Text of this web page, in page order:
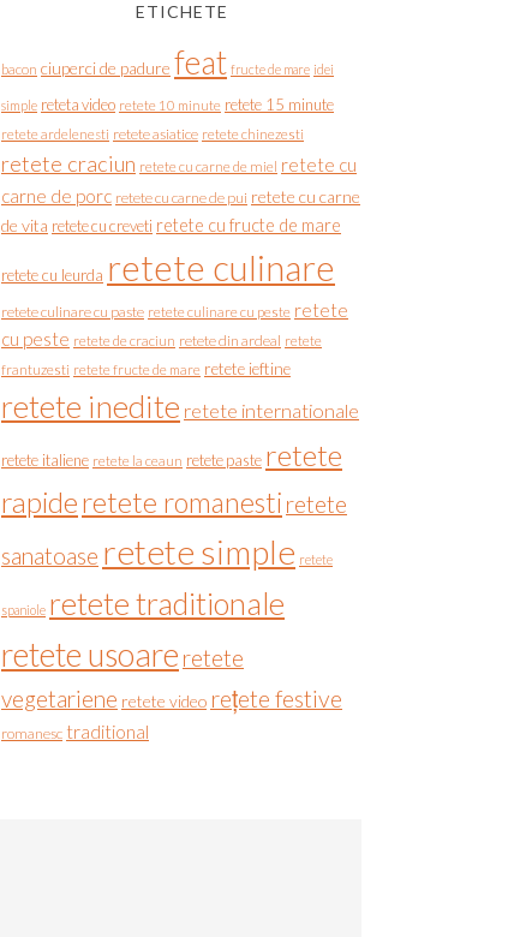
ETICHETE
bacon ciuperci de padure feat fructe de mare idei
simple reteta video retete 10 minute retete 15 minute
retete ardelenesti retete asiatice retete chinezesti
retete craciun retete cu carne de miel retete cu
carne de porc retete cu carne de pui retete cu carne
de vita retete cu creveti retete cu fructe de mare
retete cu leurda retete culinare
retete culinare cu paste retete culinare cu peste retete
cu peste retete de craciun retete din ardeal retete
frantuzesti retete fructe de mare retete ieftine
retete inedite retete internationale
retete italiene retete la ceaun retete paste retete
rapideretete romanesti retete
sanatoase retete simple retete
spaniole retete traditionale
retete usoare retete
vegetariene retete video rețete festive
romanesc traditional